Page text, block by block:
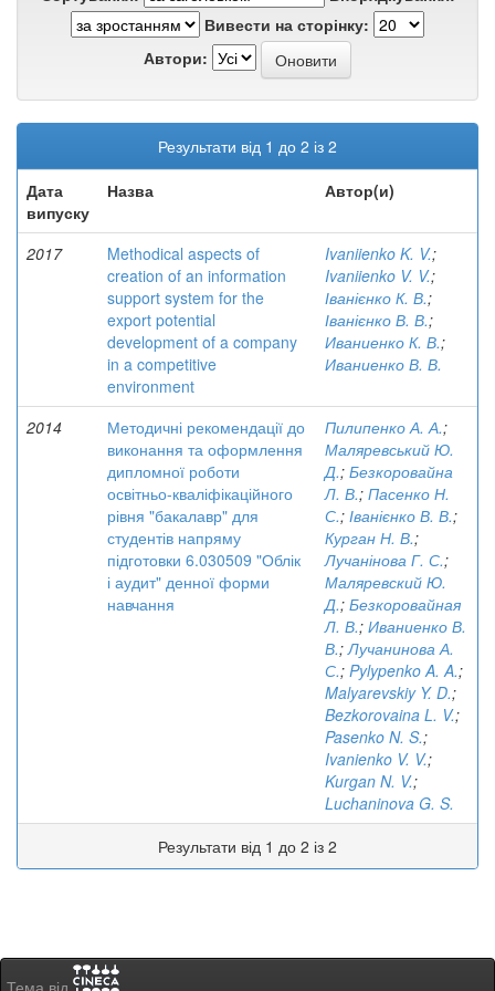
Вивести на сторінку:
Автори:
Результати від 1 до 2 із 2
Дата
випуску
Назва Автор(и)
2017
Methodical aspects of
creation of an information
support system for the
export potential
development of a company
in a competitive
environment
Ivaniienko K. V.;
Ivaniienko V. V.;
Іванієнко К. В.;
Іванієнко В. В.;
Иваниенко К. В.;
Иваниенко В. В.
2014
Методичні рекомендації до
виконання та оформлення
дипломної роботи
освітньо-кваліфікаційного
рівня "бакалавр" для
студентів напряму
підготовки 6.030509 "Облік
і аудит" денної форми
навчання
Пилипенко А. А.;
Маляревський Ю.
Д.; Безкоровайна
Л. В.; Пасенко Н.
С.; Іванієнко В. В.;
Курган Н. В.;
Лучанінова Г. С.;
Маляревский Ю.
Д.; Безкоровайная
Л. В.; Иваниенко В.
В.;Лучанинова А.
С.; Pylypenko A. A.;
Malyarevskiy Y. D.;
Bezkorovaina L. V.;
Pasenko N. S.;
Ivanienko V. V.;
Kurgan N. V.;
Luchaninova G. S.
Результати від 1 до 2 із 2